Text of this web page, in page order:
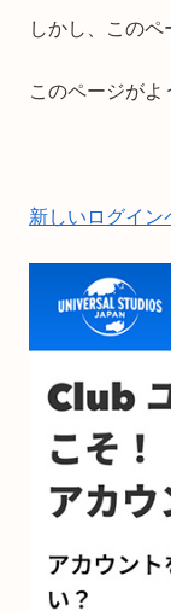
しかし、このペ
このページがよ
新しいログイン